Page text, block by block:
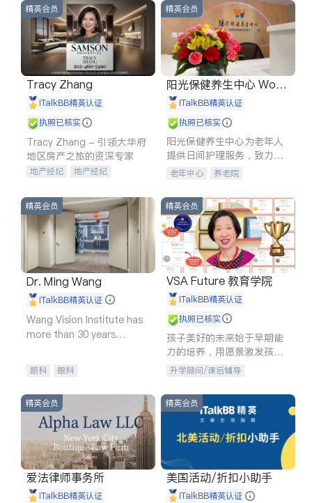
精英会员
Tracy Zhang
iTalkBB精英认证
执照已核实
Tracy Zhang - 引领大华府
地区房产之旅的资深专家
地产经纪
地产经纪
商铺租售
开发商建商
精英会员
阳光保健养生中心 World
shine
iTalkBB精英认证
执照已核实
阳光保健养生中心为老年人
提供日间护理服务，致力于
通过持续的护理创新来有效
老年中心 养老院
精英会员
Dr. Ming Wang
iTalkBB精英认证
Wang Vision Institute has
more than 30 years
眼科 眼科
精英会员
VSA Future 教育学院
iTalkBB精英认证
执照已核实
孩子美好的未来始于早期能
力的培养，用愿景激发孩子
的学习潜力和动力。理念：
拥有成长型心态是成功的基
石。
升学顾问/课后辅导
精英会员
爱法律师事务所
iTalkBB精英认证
精英会员
美国活动/折扣小助手
iTalkBB精英认证